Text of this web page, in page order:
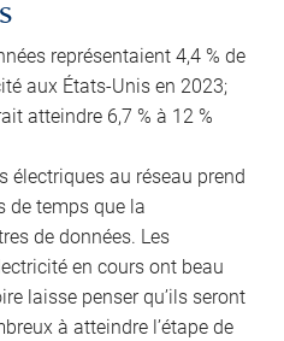
représentaient 4,4 % de
aux États-Unis en 2023;
atteindre 6,7 % à 12 %
électriques au réseau prend
de temps que la
de données. Les
en cours ont beau
laisse penser qu’ils seront
à atteindre l’étape de